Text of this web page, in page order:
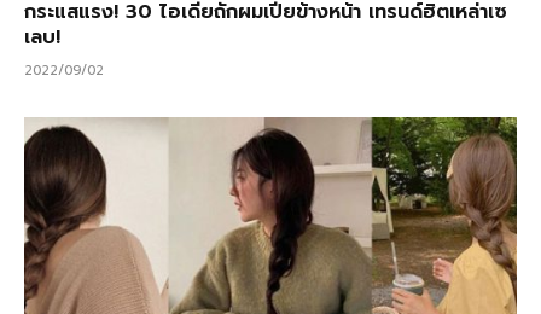
กระแสแรง! 30 ไอเดียถักผมเปียข้างหน้า เทรนด์ฮิตเหล่าเซ
เลบ!
2022/09/02